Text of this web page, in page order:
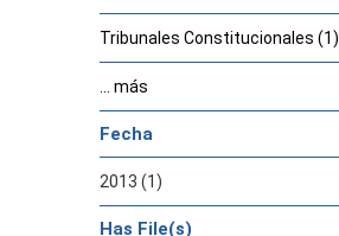
Tribunales Constitucionales (1)
... más
Fecha
2013 (1)
Has File(s)